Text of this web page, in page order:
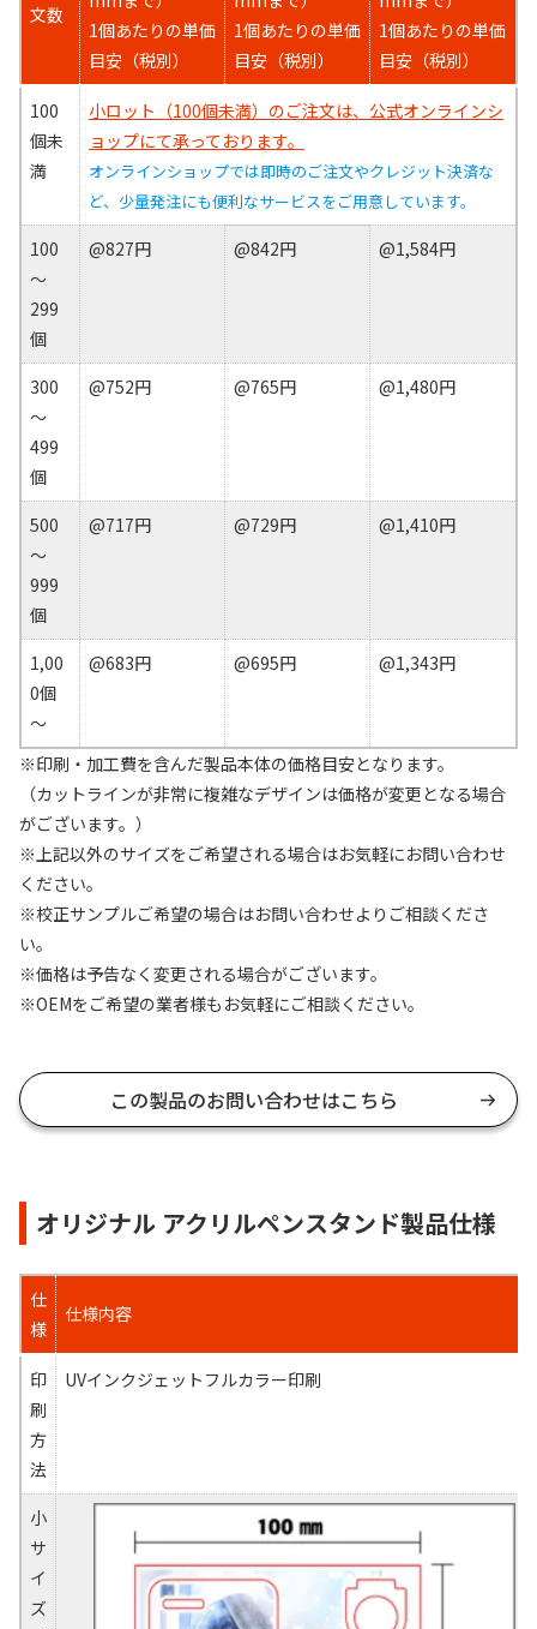
文数
1個あたりの単価
目安（税別）
1個あたりの単価
目安（税別）
1個あたりの単価
目安（税別）
100
個未
満
小ロット（100個未満）のご注文は、公式オンラインシ
ョップにて承っております。
オンラインショップでは即時のご注文やクレジット決済な
ど、少量発注にも便利なサービスをご用意しています。
100
～
299
個
@827円 @842円 @1,584円
300
～
499
個
@752円 @765円 @1,480円
500
～
999
個
@717円 @729円 @1,410円
1,00
0個
～
@683円 @695円 @1,343円
※印刷・加工費を含んだ製品本体の価格目安となります。
（カットラインが非常に複雑なデザインは価格が変更となる場合
がございます。）
※上記以外のサイズをご希望される場合はお気軽にお問い合わせ
ください。
※校正サンプルご希望の場合はお問い合わせよりご相談くださ
い。
※価格は予告なく変更される場合がございます。
※OEMをご希望の業者様もお気軽にご相談ください。
この製品のお問い合わせはこちら
オリジナル アクリルペンスタンド製品仕様
仕
様
仕様内容
印
刷
方
法
UVインクジェットフルカラー印刷
小
サ
イ
ズ